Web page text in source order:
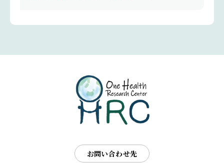
お問い合わせ先